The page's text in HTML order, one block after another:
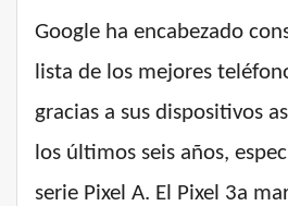
Google ha encabezado
lista de los mejores
gracias a sus dispositivos
los últimos seis años,
serie Pixel A. El Pixel 3a